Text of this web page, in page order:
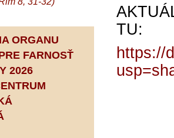
ORGANU
FARNOSŤ
2026
TU:
https://